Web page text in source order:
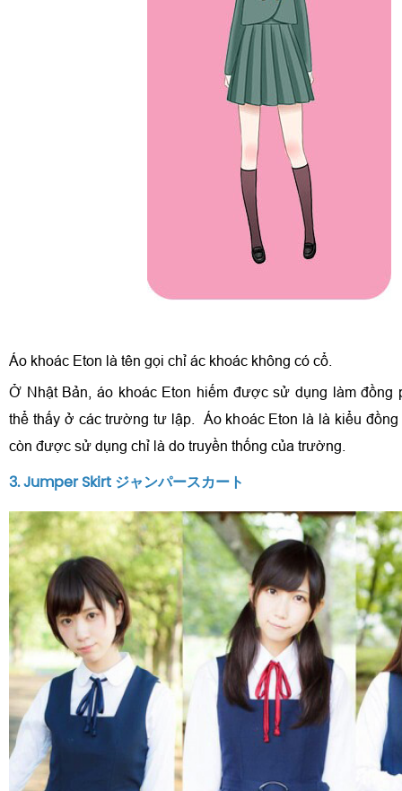
Áo khoác Eton là tên gọi chỉ ác khoác không có cổ.
Ở Nhật Bản, áo khoác Eton hiếm được sử dụng làm đồng
thể thấy ở các trường tư lập. Áo khoác Eton là là kiểu đồng
còn được sử dụng chỉ là do truyền thống của trường.
3. Jumper Skirt ジャンパースカート